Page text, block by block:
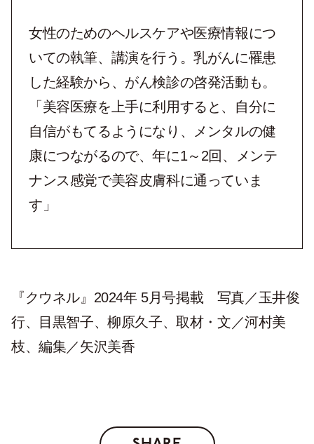
女性のためのヘルスケアや医療情報につ
いての執筆、講演を行う。乳がんに罹患
した経験から、がん検診の啓発活動も。
「美容医療を上手に利用すると、自分に
自信がもてるようになり、メンタルの健
康につながるので、年に1～2回、メンテ
ナンス感覚で美容皮膚科に通っていま
す」
『クウネル』2024年 5月号掲載 写真／玉井俊
行、目黒智子、柳原久子、取材・文／河村美
枝、編集／矢沢美香